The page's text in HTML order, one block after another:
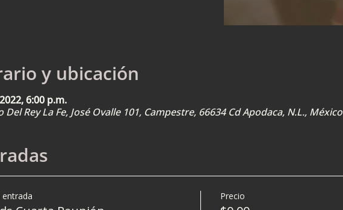
y ubicación
6:00 p.m.
Del Rey La Fe, José Ovalle 101, Campestre, 66634 Cd Apodaca, N.L., México
entrada Precio